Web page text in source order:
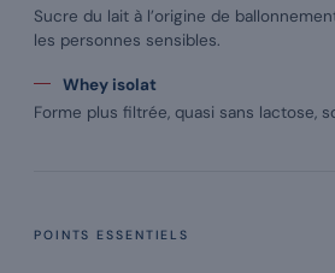
Sucre du lait à l’origine de
les personnes sensibles.
Whey isolat
Forme plus filtrée, quasi sans lactose,
POINTS ESSENTIELS